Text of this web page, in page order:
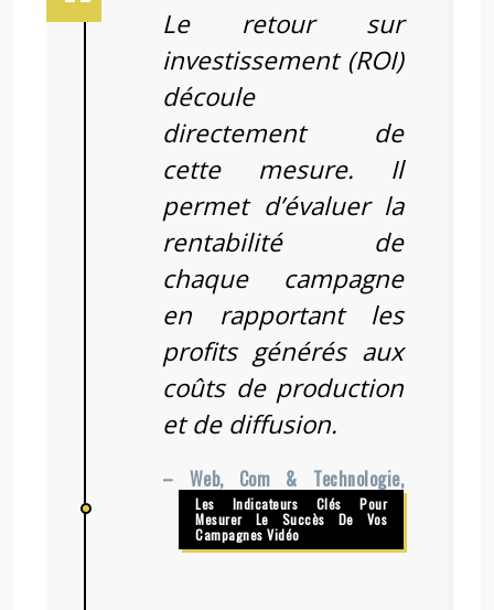
Le retour sur
investissement (ROI)
découle
directement de
cette mesure. Il
permet d’évaluer la
rentabilité de
chaque campagne
en rapportant les
profits générés aux
coûts de production
et de diffusion.
– Web, Com & Technologie,
Les Indicateurs Clés Pour
Mesurer Le Succès De Vos
Campagnes Vidéo